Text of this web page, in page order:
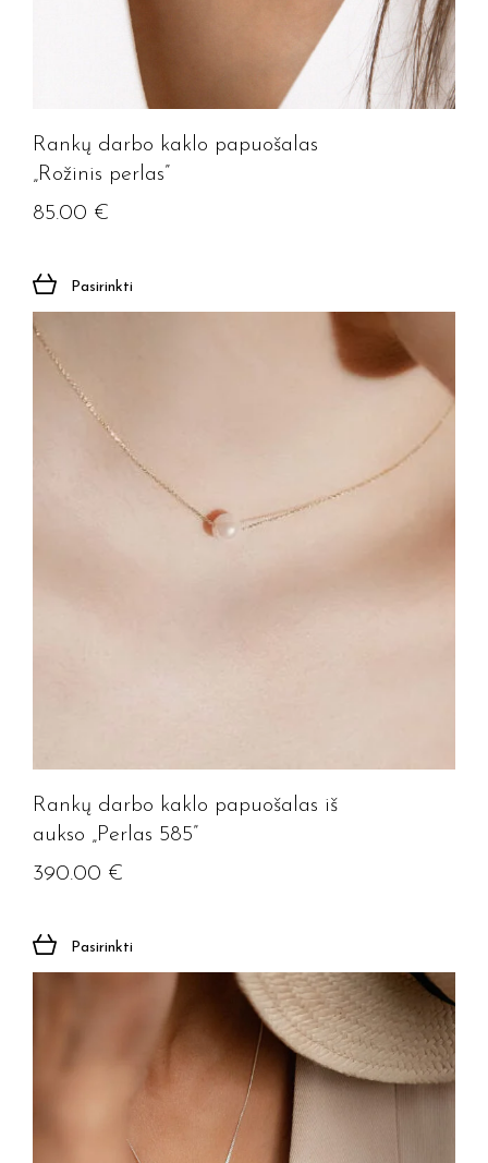
Rankų darbo kaklo papuošalas
„Rožinis perlas”
85.00 €
Pasirinkti
Rankų darbo kaklo papuošalas iš
aukso „Perlas 585”
390.00 €
Pasirinkti